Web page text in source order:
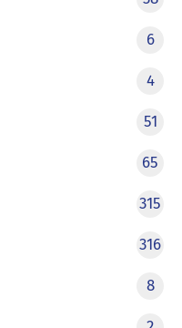
6
4
51
65
315
316
8